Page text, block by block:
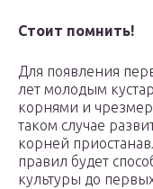
Стоит помнить!
Для появления
лет молодым
корнями и
таком случае
корней
правил будет
культуры до